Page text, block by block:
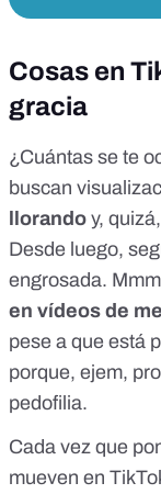
Cosas en
gracia
¿Cuántas se te
buscan
llorando y,
Desde luego,
engrosada.
en vídeos de
pese a que está
porque, ejem,
pedofilia.
Cada vez que
mueven en